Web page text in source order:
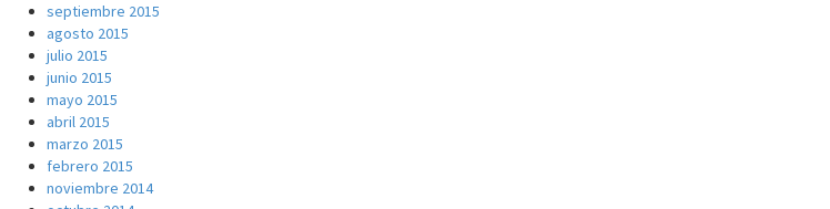
septiembre 2015
agosto 2015
julio 2015
junio 2015
mayo 2015
abril 2015
marzo 2015
febrero 2015
noviembre 2014